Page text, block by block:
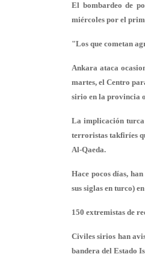
El bombardeo de
miércoles por el
"Los que cometan
Ankara ataca
martes, el Centro
sirio en la provincia
La implicación turca
terroristas takfiríes
Al-Qaeda.
Hace pocos días,
sus siglas en turco)
150 extremistas de
Civiles sirios han
bandera del Estado